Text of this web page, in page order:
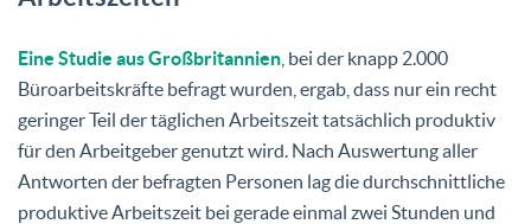
Eine Studie aus Großbritannien , bei der knapp 2.000
Büroarbeitskräfte befragt wurden, ergab, dass nur ein recht
geringer Teil der täglichen Arbeitszeit tatsächlich produktiv
für den Arbeitgeber genutzt wird. Nach Auswertung aller
Antworten der befragten Personen lag die durchschnittliche
produktive Arbeitszeit bei gerade einmal zwei Stunden und